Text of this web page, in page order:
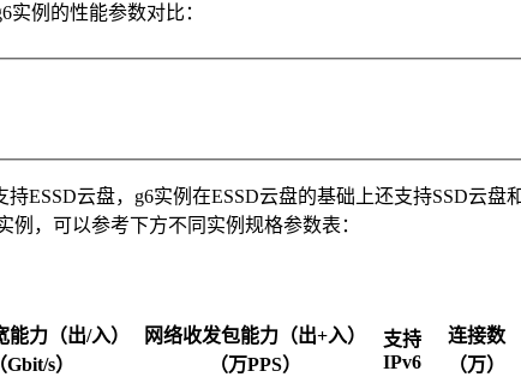
实例的性能参数对比：
ESSD云盘，g6实例在ESSD云盘的基础上还支持SSD云
例，可以参考下方不同实例规格参数表：
能力（出/入）
Gbit/s）
网络收发包能力（出+入）
（万PPS）
支持
IPv6
连接数
（万）